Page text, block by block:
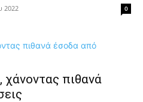
2022 0
πιθανά